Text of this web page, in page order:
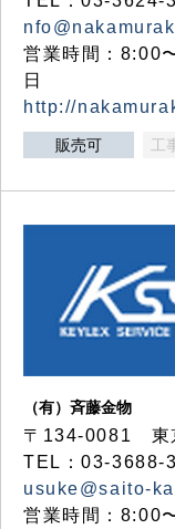
営業時間：8:00
日
http://
販売可 工
（有）斉藤金物
〒134-0081 東
TEL：03-3688-
usuke@saito-
営業時間：8:00